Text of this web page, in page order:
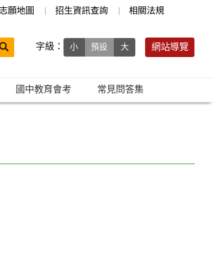
志願地圖 招生資訊查詢 相關法規
送出 字級： 小 預設 大 網站導覽
國中教育會考 常見問答集